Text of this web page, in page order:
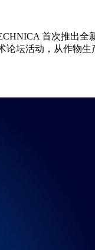
首次推出
坛活动，从作物